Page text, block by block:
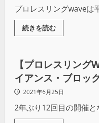
プロレスリングwaveは
続きを読む
インタビュー
【プロレスリング
イアンス・ブロッ
倉凛2021年6月25日
2年ぶり12回目の開催と